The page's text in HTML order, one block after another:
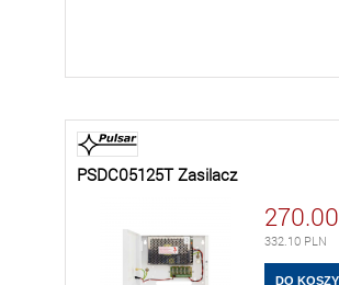
PSDC05125T Zasilacz
270.00
332.10 PLN